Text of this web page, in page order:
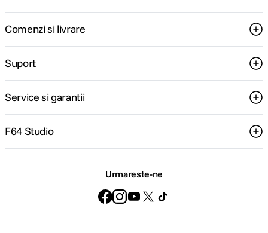
Comenzi si livrare
Suport
Service si garantii
F64 Studio
Urmareste-ne